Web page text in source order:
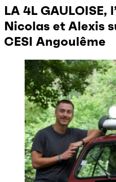
LA 4L GAULOISE,
Nicolas et Alexis
CESI Angoulême